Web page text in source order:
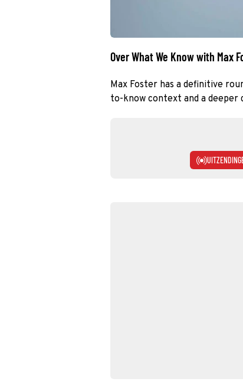
Over What We Know with Max
Max Foster has a definitive
to-know context and a deeper